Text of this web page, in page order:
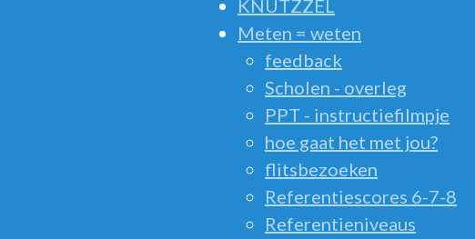
KNUTZZEL
Meten = weten
feedback
Scholen - overleg
PPT - instructiefilmpje
hoe gaat het met jou?
flitsbezoeken
Referentiescores 6-7-8
Referentieniveaus